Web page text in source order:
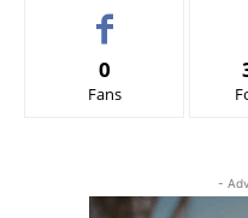
0
Fans
-